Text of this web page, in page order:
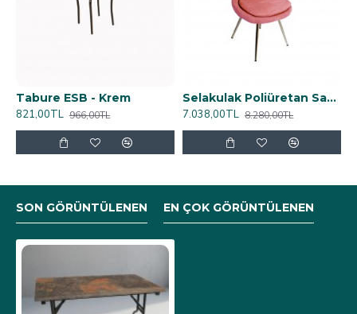
Tabure ESB - Krem
821,00TL 966,00TL
Selakulak Poliüretan Sandalye - Pembe
7.038,00TL 8.280,00TL
SON GÖRÜNTÜLENEN EN ÇOK GÖRÜNTÜLENEN